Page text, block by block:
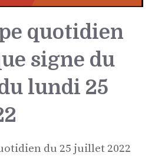
quotidien
signe du
lundi 25
du 25 juillet 2022